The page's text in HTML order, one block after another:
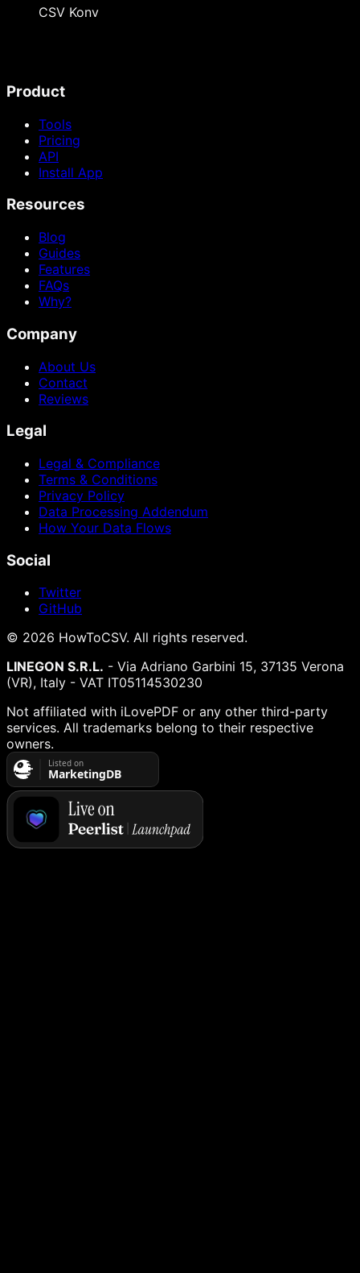
CSV Konv
Product
Tools
Pricing
API
Install App
Resources
Blog
Guides
Features
FAQs
Why?
Company
About Us
Contact
Reviews
Legal
Legal & Compliance
Terms & Conditions
Privacy Policy
Data Processing Addendum
How Your Data Flows
Social
Twitter
GitHub
© 2026 HowToCSV. All rights reserved.
LINEGON S.R.L. - Via Adriano Garbini 15, 37135 Verona
(VR), Italy - VAT IT05114530230
Not affiliated with iLovePDF or any other third-party
services. All trademarks belong to their respective
owners.